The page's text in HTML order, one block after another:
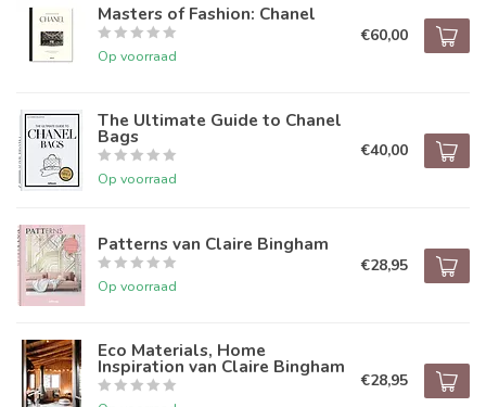
Masters of Fashion: Chanel
Op voorraad
€60,00
The Ultimate Guide to Chanel
Bags
Op voorraad
€40,00
Patterns van Claire Bingham
Op voorraad
€28,95
Eco Materials, Home
Inspiration van Claire Bingham
€28,95